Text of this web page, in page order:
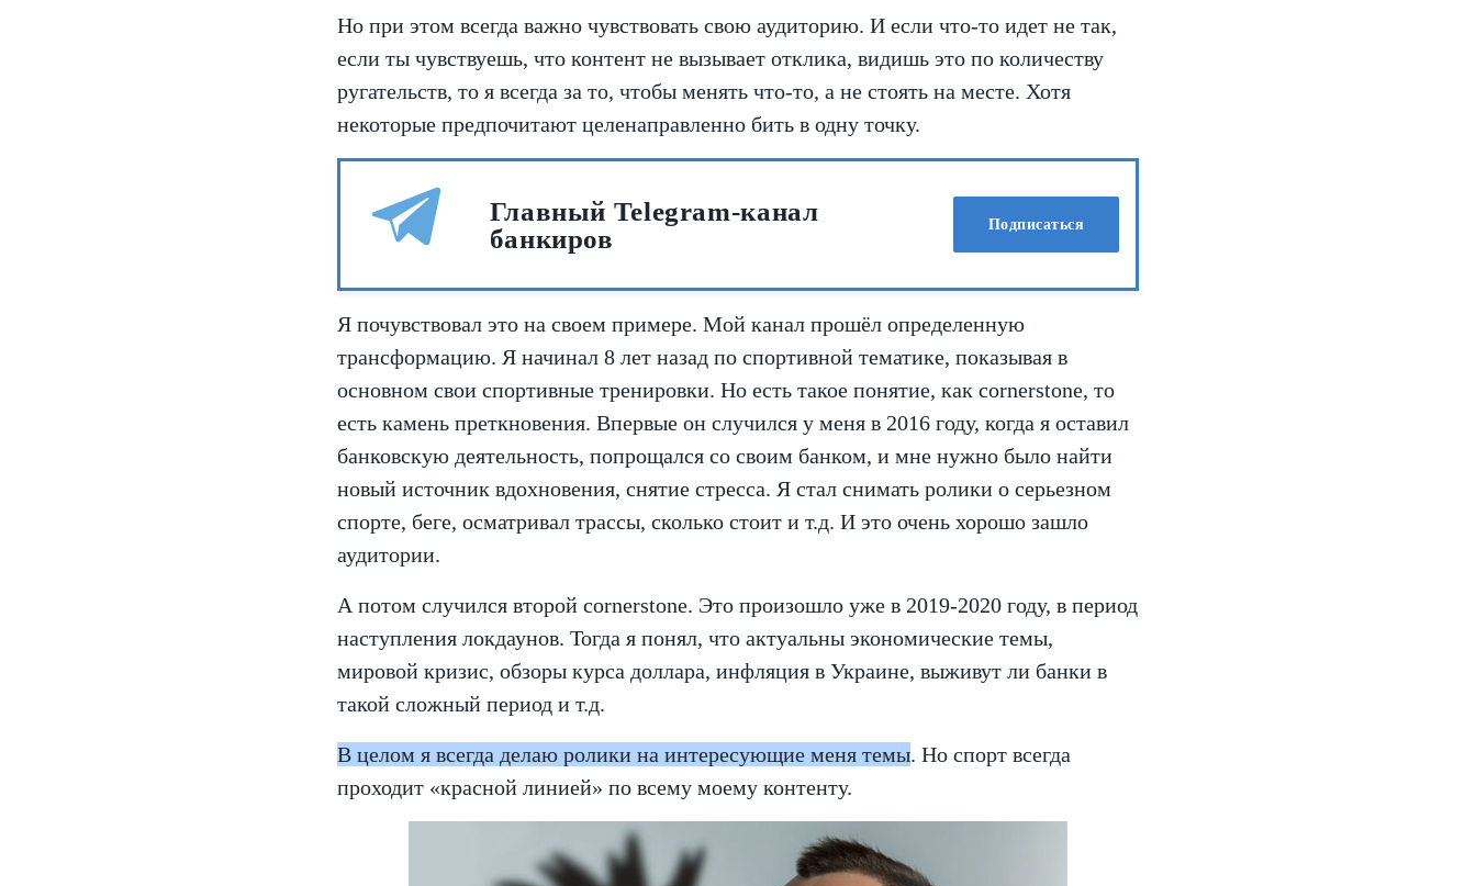
Но при этом всегда важно чувствовать свою аудиторию. И если что-то идет не так,
если ты чувствуешь, что контент не вызывает отклика, видишь это по количеству
ругательств, то я всегда за то, чтобы менять что-то, а не стоять на месте. Хотя
некоторые предпочитают целенаправленно бить в одну точку.
Главный Telegram-канал
банкиров
Подписаться
Я почувствовал это на своем примере. Мой канал прошёл определенную
трансформацию. Я начинал 8 лет назад по спортивной тематике, показывая в
основном свои спортивные тренировки. Но есть такое понятие, как cornerstone, то
есть камень преткновения. Впервые он случился у меня в 2016 году, когда я оставил
банковскую деятельность, попрощался со своим банком, и мне нужно было найти
новый источник вдохновения, снятие стресса. Я стал снимать ролики о серьезном
спорте, беге, осматривал трассы, сколько стоит и т.д. И это очень хорошо зашло
аудитории.
А потом случился второй cornerstone. Это произошло уже в 2019-2020 году, в период
наступления локдаунов. Тогда я понял, что актуальны экономические темы,
мировой кризис, обзоры курса доллара, инфляция в Украине, выживут ли банки в
такой сложный период и т.д.
В целом я всегда делаю ролики на интересующие меня темы. Но спорт всегда
проходит «красной линией» по всему моему контенту.